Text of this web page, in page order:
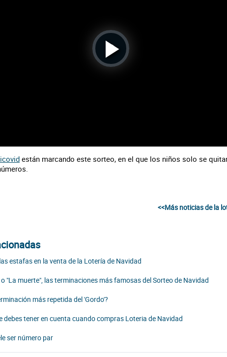
Play
están marcando este sorteo, en el que los niños solo se
<<Más noticias de la
estafas en la venta de la Lotería de Navidad
o "La muerte", las terminaciones más famosas del Sorteo de Navidad
más repetida del 'Gordo'?
debes tener en cuenta cuando compras Loteria de Navidad
ser número par